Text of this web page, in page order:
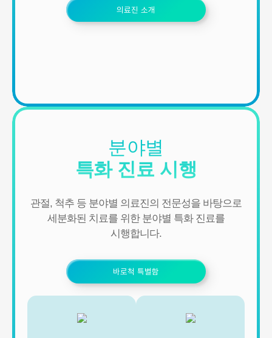
의료진 소개
분야별
특화 진료 시행
관절, 척추 등 분야별 의료진의 전문성을 바탕으로
세분화된 치료를 위한 분야별 특화 진료를
시행합니다.
바로척 특별함